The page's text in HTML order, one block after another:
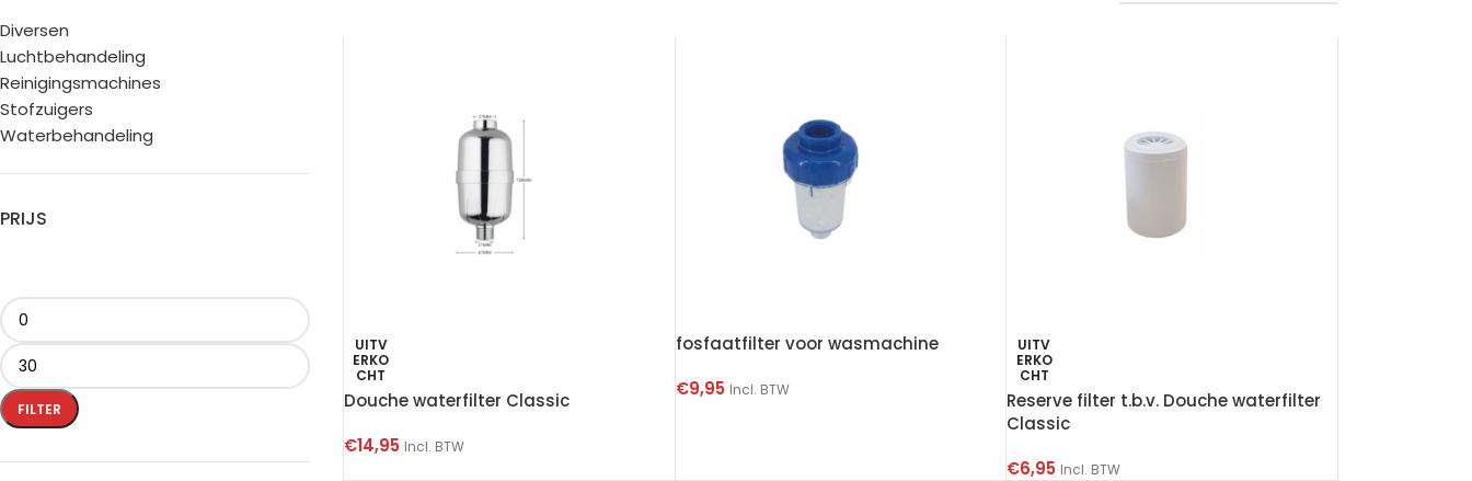
Diversen
Luchtbehandeling
Reinigingsmachines
Stofzuigers
Waterbehandeling
PRIJS
FILTER
UITV
ERKO
CHT
Douche waterfilter Classic
€14,95 Incl. BTW
fosfaatfilter voor wasmachine
€9,95 Incl. BTW
UITV
ERKO
CHT
Reserve filter t.b.v. Douche waterfilter
Classic
€6,95 Incl. BTW